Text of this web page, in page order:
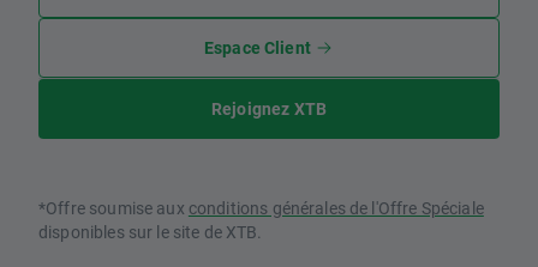
Espace Client
Rejoignez XTB
*Offre soumise aux conditions générales de l'Offre Spéciale
disponibles sur le site de XTB.